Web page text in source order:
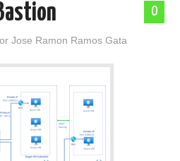
0
Jose Ramon Ramos Gata